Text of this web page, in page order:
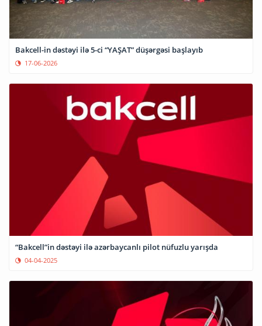
Bakcell-in dəstəyi ilə 5-ci “YAŞAT” düşərgəsi başlayıb
17-06-2026
“Bakcell”in dəstəyi ilə azərbaycanlı pilot nüfuzlu yarışda
04-04-2025